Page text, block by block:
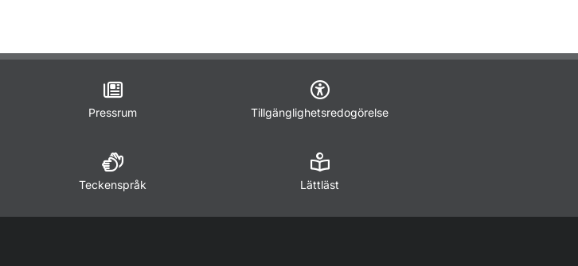
Pressrum Tillgänglighetsredogörelse
Teckenspråk Lättläst